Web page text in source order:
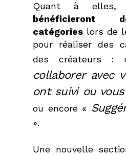
Quant à elles,
bénéficieront
catégories lors de
pour réaliser des
des créateurs :
collaborer avec
ont suivi ou
ou encore «
».
Une nouvelle